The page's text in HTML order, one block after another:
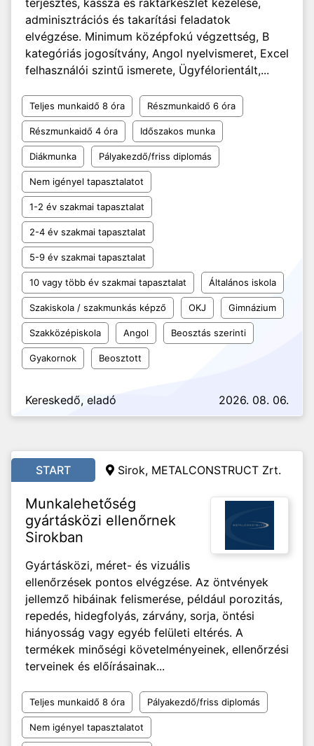
terjesztés, kassza és raktárkészlet kezelése,
adminisztrációs és takarítási feladatok
elvégzése. Minimum középfokú végzettség, B
kategóriás jogosítvány, Angol nyelvismeret, Excel
felhasználói szintű ismerete, Ügyfélorientált,...
Teljes munkaidő 8 óra Részmunkaidő 6 óra
Részmunkaidő 4 óra Időszakos munka
Diákmunka Pályakezdő/friss diplomás
Nem igényel tapasztalatot
1-2 év szakmai tapasztalat
2-4 év szakmai tapasztalat
5-9 év szakmai tapasztalat
10 vagy több év szakmai tapasztalat Általános iskola
Szakiskola / szakmunkás képző OKJ Gimnázium
Szakközépiskola Angol Beosztás szerinti
Gyakornok Beosztott
Kereskedő, eladó 2026. 08. 06.
START Sirok, METALCONSTRUCT Zrt.
Munkalehetőség
gyártásközi ellenőrnek
Sirokban
Gyártásközi, méret- és vizuális
ellenőrzések pontos elvégzése. Az öntvények
jellemző hibáinak felismerése, például porozitás,
repedés, hidegfolyás, zárvány, sorja, öntési
hiányosság vagy egyéb felületi eltérés. A
termékek minőségi követelményeinek, ellenőrzési
terveinek és előírásainak...
Teljes munkaidő 8 óra Pályakezdő/friss diplomás
Nem igényel tapasztalatot